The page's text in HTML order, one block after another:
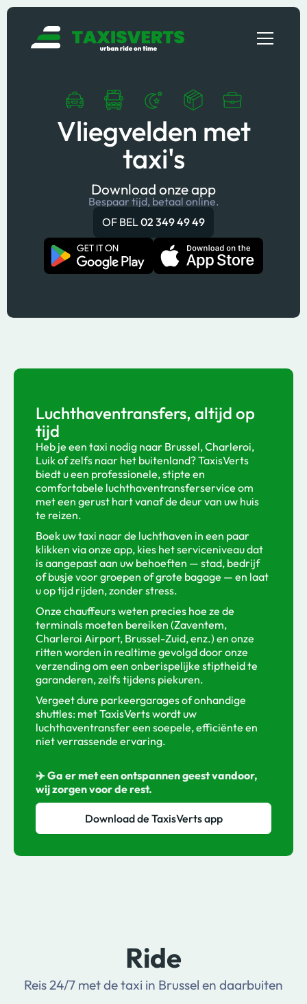
Vliegvelden met
taxi's
Download onze app
Bespaar tijd, betaal online.
OF BEL02 349 49 49
Luchthaventransfers, altijd op
tijd
Heb je een taxi nodig naar Brussel, Charleroi,
Luik of zelfs naar het buitenland? TaxisVerts
biedt u een professionele, stipte en
comfortabele luchthaventransferservice om
met een gerust hart vanaf de deur van uw huis
te reizen.
Boek uw taxi naar de luchthaven in een paar
klikken via onze app, kies het serviceniveau dat
is aangepast aan uw behoeften — stad, bedrijf
of busje voor groepen of grote bagage — en laat
u op tijd rijden, zonder stress.
Onze chauffeurs weten precies hoe ze de
terminals moeten bereiken (Zaventem,
Charleroi Airport, Brussel-Zuid, enz.) en onze
ritten worden in realtime gevolgd door onze
verzending om een onberispelijke stiptheid te
garanderen, zelfs tijdens piekuren.
Vergeet dure parkeergarages of onhandige
shuttles: met TaxisVerts wordt uw
luchthaventransfer een soepele, efficiënte en
niet verrassende ervaring.
✈️ Ga er met een ontspannen geest vandoor,
wij zorgen voor de rest.
Download de TaxisVerts app
Ride
Reis 24/7 met de taxi in Brussel en daarbuiten